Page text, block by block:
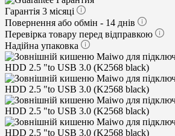
Гарантія 3 місяці
Повернення або обмін - 14 днів
Перевірка товару перед відправкою
Надійна упаковка